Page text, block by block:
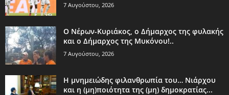
7 Αυγούστου, 2026
Ο Νέρων-Κυριάκος, o Δήμαρχος της φυλακής
και ο Δήμαρχος της Μυκόνου!..
7 Αυγούστου, 2026
Η μνημειώδης φιλανθρωπία του… Νιάρχου
και η (μη)ποιότητα της (μη) δημοκρατίας...